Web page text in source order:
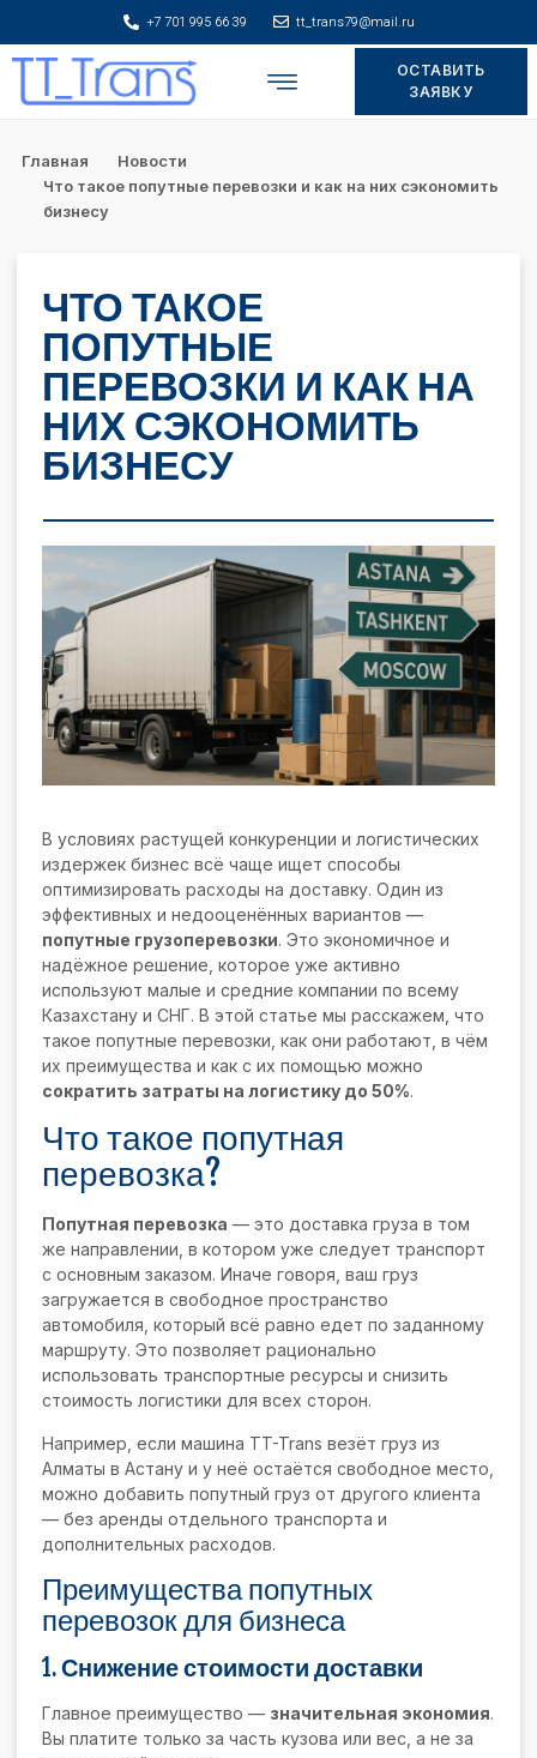
+7 701 995 66 39 tt_trans79@mail.ru
ОСТАВИТЬ
ЗАЯВКУ
Главная
Новости
Что такое попутные перевозки и как на них сэкономить
бизнесу
ЧТО ТАКОЕ
ПОПУТНЫЕ
ПЕРЕВОЗКИ И КАК НА
НИХ СЭКОНОМИТЬ
БИЗНЕСУ
В условиях растущей конкуренции и логистических
издержек бизнес всё чаще ищет способы
оптимизировать расходы на доставку. Один из
эффективных и недооценённых вариантов —
попутные грузоперевозки. Это экономичное и
надёжное решение, которое уже активно
используют малые и средние компании по всему
Казахстану и СНГ. В этой статье мы расскажем, что
такое попутные перевозки, как они работают, в чём
их преимущества и как с их помощью можно
сократить затраты на логистику до 50%.
Что такое попутная
перевозка?
Попутная перевозка — это доставка груза в том
же направлении, в котором уже следует транспорт
с основным заказом. Иначе говоря, ваш груз
загружается в свободное пространство
автомобиля, который всё равно едет по заданному
маршруту. Это позволяет рационально
использовать транспортные ресурсы и снизить
стоимость логистики для всех сторон.
Например, если машина TT-Trans везёт груз из
Алматы в Астану и у неё остаётся свободное место,
можно добавить попутный груз от другого клиента
— без аренды отдельного транспорта и
дополнительных расходов.
Преимущества попутных
перевозок для бизнеса
1.Снижение стоимости доставки
Главное преимущество — значительная экономия.
Вы платите только за часть кузова или вес, а не за